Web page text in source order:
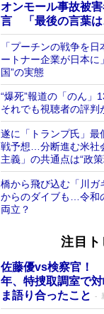
オンモール事故被
言 「最後の言葉は
「プーチンの戦争を
ートナー企業が日本に
国”の実態
“爆死”報道の「のん
それでも視聴者の評判
遂に「トランプ氏」最
戦予想…分断進む米社
主義」の共通点は“政
橋から飛び込む「川
からのダイブも…令和
両立？
注目ト
佐藤優vs検察官！
年、特捜取調室で
ま語り合ったこと